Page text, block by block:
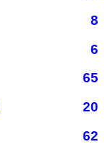
8
6
65
20
62